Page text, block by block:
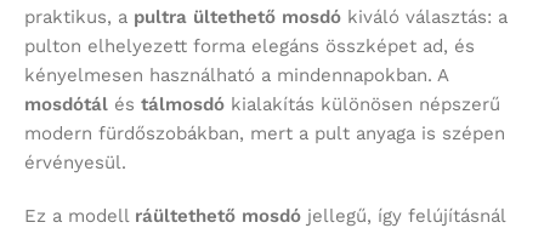
praktikus, a pultra ültethető mosdó kiváló választás: a
pulton elhelyezett forma elegáns összképet ad, és
kényelmesen használható a mindennapokban. A
mosdótál és tálmosdó kialakítás különösen népszerű
modern fürdőszobákban, mert a pult anyaga is szépen
érvényesül.
Ez a modell ráültethető mosdó jellegű, így felújításnál